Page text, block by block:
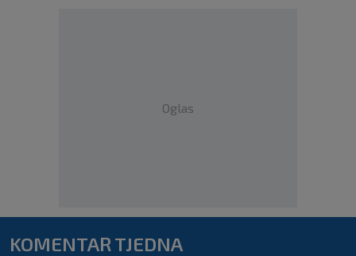
Oglas
KOMENTAR TJEDNA